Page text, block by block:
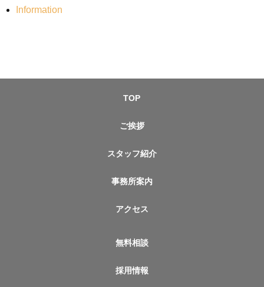
Information
TOP
ご挨拶
スタッフ紹介
事務所案内
アクセス
無料相談
採用情報